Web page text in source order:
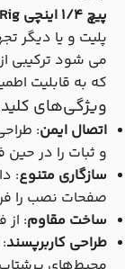
پیچ 1/4 اینچی SmallRig با مدل 916
می شود ترکیبی
که به قابلیت
ویژگی‌های
اتصال ایمن:
و ثبات را در حین
سازگاری متنوع
صفحات نصب را
ساخت مقاوم:
طراحی کاربرپسند